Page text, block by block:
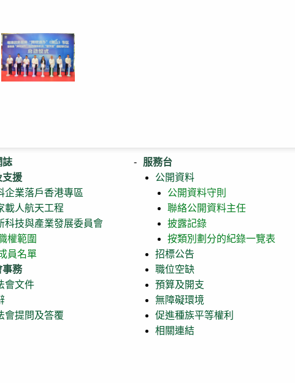
誌
支援
企業落戶香港專區
載人航天工程
科技與產業發展委員會
權範圍
員名單
事務
會文件
會提問及答覆
服務台
公開資料
公開資料守則
聯絡公開資料主任
披露記錄
按類別劃分的紀錄一覽表
招標公告
職位空缺
預算及開支
無障礙環境
促進種族平等權利
相關連結